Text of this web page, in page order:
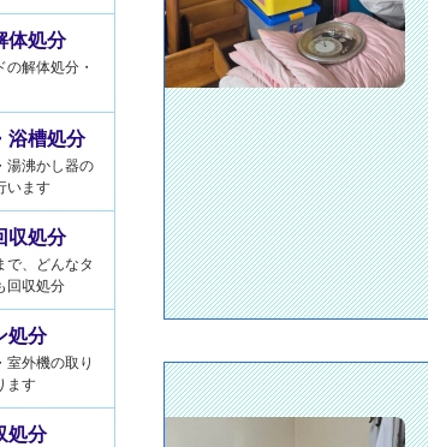
体処分
の解体処分・
浴槽処分
湯沸かし器の
います
収処分
で、どんなタ
回収処分
処分
室外機の取り
ます
処分